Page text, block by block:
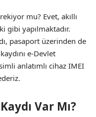
mu? Evet, akıllı
gibi yapılmaktadır.
pasaport üzerinden de
e-Devlet
anlatımlı cihaz IMEI
Var Mı?